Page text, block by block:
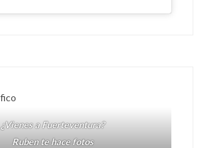
¿Vienes a Fuerteventura?
Ruben te hace fotos